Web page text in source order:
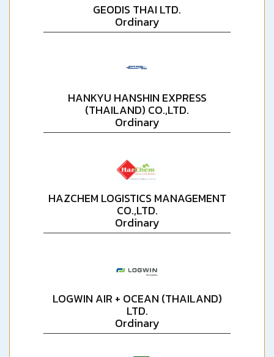
GEODIS THAI LTD.
Ordinary
HANKYU HANSHIN EXPRESS
(THAILAND) CO.,LTD.
Ordinary
HAZCHEM LOGISTICS MANAGEMENT
CO.,LTD.
Ordinary
LOGWIN AIR + OCEAN (THAILAND)
LTD.
Ordinary